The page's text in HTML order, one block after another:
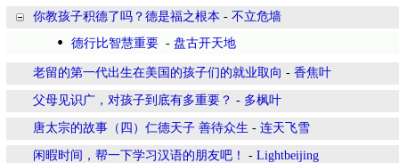
你教孩子积德了吗？德是福之根本 - 不立危墙
德行比智慧重要 - 盘古开天地
老留的第一代出生在美国的孩子们的就业取向 - 香焦叶
父母见识广，对孩子到底有多重要？ - 多枫叶
唐太宗的故事（四）仁德天子 善待众生 - 连天飞雪
闲暇时间，帮一下学习汉语的朋友吧！ - Lightbeijing